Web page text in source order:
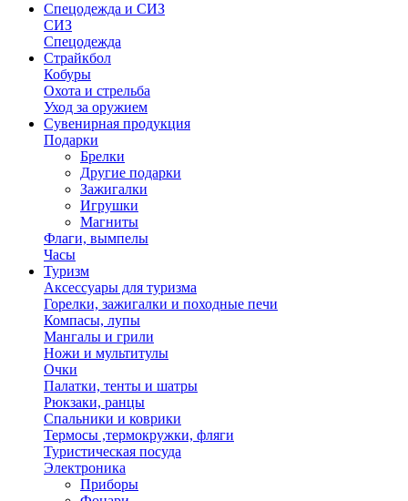
Спецодежда и СИЗ
СИЗ
Спецодежда
Страйкбол
Кобуры
Охота и стрельба
Уход за оружием
Сувенирная продукция
Подарки
Брелки
Другие подарки
Зажигалки
Игрушки
Магниты
Флаги, вымпелы
Часы
Туризм
Аксессуары для туризма
Горелки, зажигалки и походные печи
Компасы, лупы
Мангалы и грили
Ножи и мультитулы
Очки
Палатки, тенты и шатры
Рюкзаки, ранцы
Спальники и коврики
Термосы ,термокружки, фляги
Туристическая посуда
Электроника
Приборы